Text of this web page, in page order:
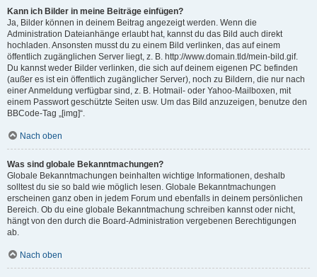
Kann ich Bilder in meine Beiträge einfügen?
Ja, Bilder können in deinem Beitrag angezeigt werden. Wenn die
Administration Dateianhänge erlaubt hat, kannst du das Bild auch direkt
hochladen. Ansonsten musst du zu einem Bild verlinken, das auf einem
öffentlich zugänglichen Server liegt, z. B. http://www.domain.tld/mein-bild.gif.
Du kannst weder Bilder verlinken, die sich auf deinem eigenen PC befinden
(außer es ist ein öffentlich zugänglicher Server), noch zu Bildern, die nur nach
einer Anmeldung verfügbar sind, z. B. Hotmail- oder Yahoo-Mailboxen, mit
einem Passwort geschützte Seiten usw. Um das Bild anzuzeigen, benutze den
BBCode-Tag „[img]“.
Nach oben
Was sind globale Bekanntmachungen?
Globale Bekanntmachungen beinhalten wichtige Informationen, deshalb
solltest du sie so bald wie möglich lesen. Globale Bekanntmachungen
erscheinen ganz oben in jedem Forum und ebenfalls in deinem persönlichen
Bereich. Ob du eine globale Bekanntmachung schreiben kannst oder nicht,
hängt von den durch die Board-Administration vergebenen Berechtigungen
ab.
Nach oben